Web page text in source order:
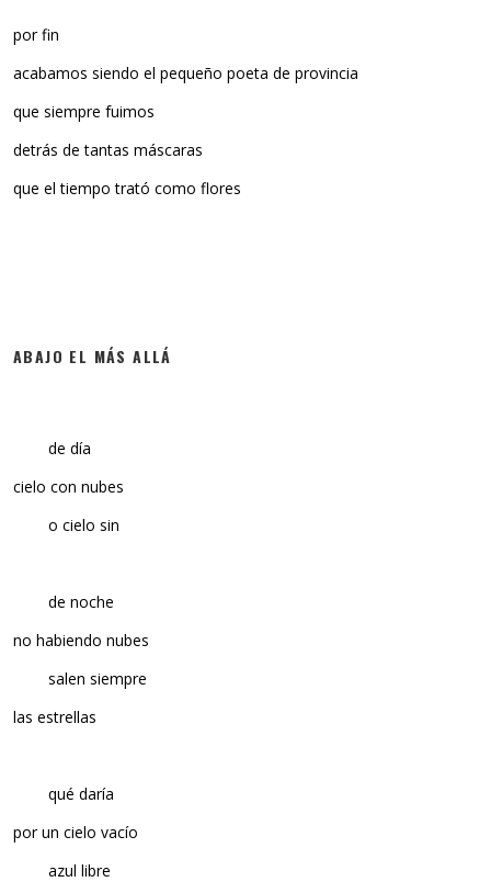
por fin
acabamos siendo el pequeño poeta de provincia
que siempre fuimos
detrás de tantas máscaras
que el tiempo trató como flores
ABAJO EL MÁS ALLÁ
de día
cielo con nubes
o cielo sin
de noche
no habiendo nubes
salen siempre
las estrellas
qué daría
por un cielo vacío
azul libre